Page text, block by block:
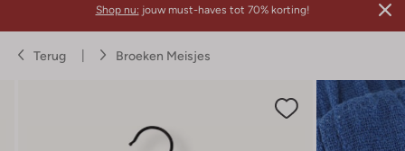
Shop nu: jouw must-haves tot 70% korting!
Terug Broeken Meisjes